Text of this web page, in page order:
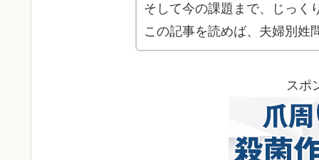
そして今の課題まで、じっく
この記事を読めば、夫婦別姓
スポ